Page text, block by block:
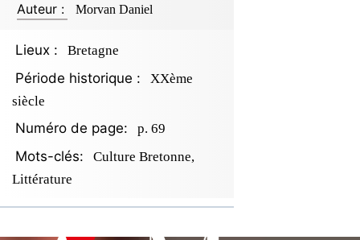
Auteur : Morvan Daniel
Lieux : Bretagne
Période historique :
XXème
siècle
Numéro de page: p. 69
Mots-clés:
Culture Bretonne,
Littérature